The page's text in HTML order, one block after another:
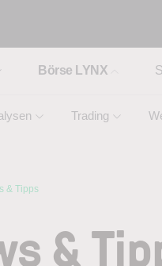
Börse LYNX
Trading
& Tipps
&